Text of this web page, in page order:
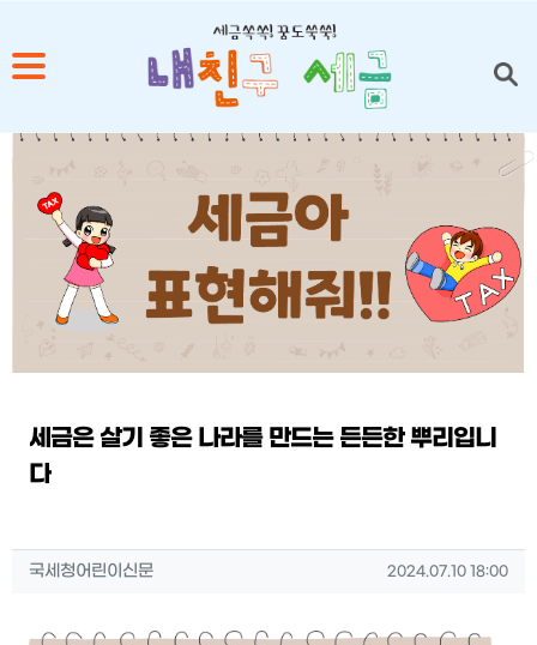
1
4
세금은 살기 좋은 나라를 만드는 든든한 뿌리입니
다
작성자 정보
국세청어린이신문작성 작성일
2024.07.10 18:00
본문